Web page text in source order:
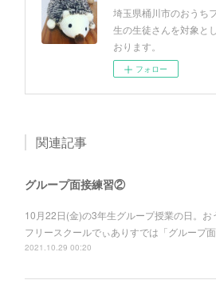
埼玉県桶川市のおうち
生の生徒さんを対象と
おります。
フォロー
関連記事
グループ面接練習②
10月22日(金)の3年生グループ授業の日。お
フリースクールでぃありすでは「グループ面
2021.10.29 00:20